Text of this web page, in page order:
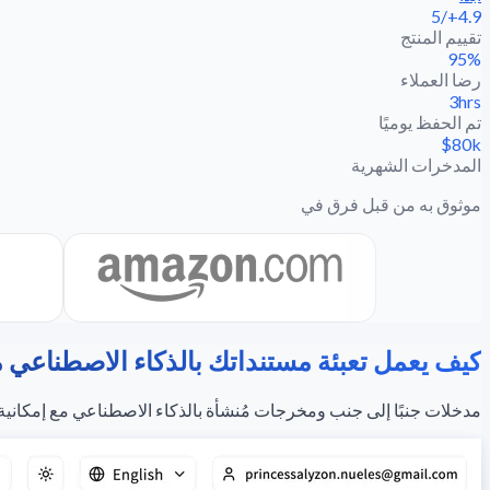
4.9+/5
تقييم المنتج
95%
رضا العملاء
3hrs
تم الحفظ يوميًا
$80k
المدخرات الشهرية
موثوق به من قبل فرق في
كيف يعمل تعبئة مستنداتك بالذكاء الاصطناعي
مدخلات جنبًا إلى جنب ومخرجات مُنشأة بالذكاء الاصطناعي مع إمكانية